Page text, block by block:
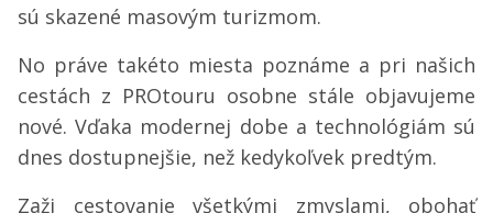
sú skazené masovým turizmom.
No práve takéto miesta poznáme a pri našich
cestách z PROtouru osobne stále objavujeme
nové. Vďaka modernej dobe a technológiám sú
dnes dostupnejšie, než kedykoľvek predtým.
Zaži cestovanie všetkými zmyslami, obohať